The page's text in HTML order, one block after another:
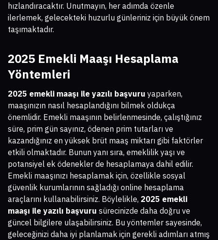
hızlandıracaktır. Unutmayın, her adımda özenle
ilerlemek, gelecekteki huzurlu günleriniz için büyük önem
taşımaktadır.
2025 Emekli Maaşı Hesaplama
Yöntemleri
2025 emekli maaşı ile yazılı başvuru yaparken,
maaşınızın nasıl hesaplandığını bilmek oldukça
önemlidir. Emekli maaşının belirlenmesinde, çalıştığınız
süre, prim gün sayınız, ödenen prim tutarları ve
kazandığınız en yüksek brüt maaş miktarı gibi faktörler
etkili olmaktadır. Bunun yanı sıra, emeklilik yaşı ve
potansiyel ek ödenekler de hesaplamaya dahil edilir.
Emekli maaşınızı hesaplamak için, özellikle sosyal
güvenlik kurumlarının sağladığı online hesaplama
araçlarını kullanabilirsiniz. Böylelikle, 2025 emekli
maaşı ile yazılı başvuru sürecinizde daha doğru ve
güncel bilgilere ulaşabilirsiniz. Bu yöntemler sayesinde,
geleceğinizi daha iyi planlamak için gerekli adımları atmış